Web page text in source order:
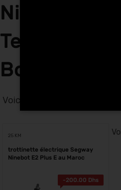
Ninebot E2
Tech
Bouazza
Voici le seul résultat
25 KM
trottinette électrique Segway
Ninebot E2 Plus E au Maroc
-200.00 Dhs